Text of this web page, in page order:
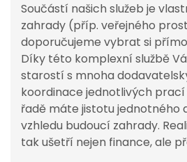
Součástí našich služeb je
zahrady (příp. veřejného
doporučujeme vybrat si
Díky této komplexní službě
starostí s mnoha
koordinace jednotlivých
řadě máte jistotu jednotného
vzhledu budoucí zahrady.
tak ušetří nejen finance, ale